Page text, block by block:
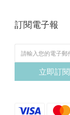
訂閱電子報
立即訂閱